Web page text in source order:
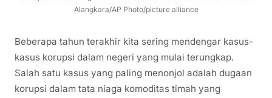
Alangkara/AP Photo/picture alliance
Beberapa tahun terakhir kita sering mendengar kasus-
kasus korupsi dalam negeri yang mulai terungkap.
Salah satu kasus yang paling menonjol adalah dugaan
korupsi dalam tata niaga komoditas timah yang